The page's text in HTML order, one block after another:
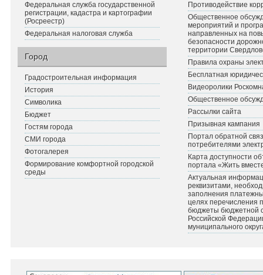
Федеральная служба государственной
регистрации, кадастра и картографии
(Росреестр)
Федеральная налоговая служба
Город
Градостроительная информация
История
Символика
Бюджет
Гостям города
СМИ города
Фотогалерея
Формирование комфортной городской
среды
Противодействие
Общественное
мероприятий и
направленных на
безопасности
территории
Правила охраны
Бесплатная
Видеоролики
Общественное
Рассылки сайта
Призывная кампания
Портал обратной
потребителями
Карта доступности
портала «Жить
Актуальная
реквизитами,
заполнения
целях перечисления
бюджеты бюджетной
Российской
муниципального